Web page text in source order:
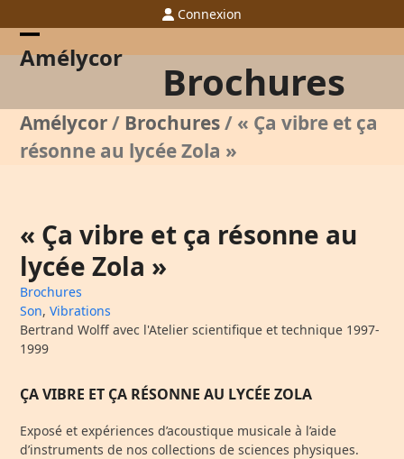
to
content
Connexion
Amélycor
Open
menu
Close
menu
Brochures
Amélycor/ Brochures/ « Ça vibre et ça
résonne au lycée Zola »
« Ça vibre et ça résonne au
lycée Zola »
Brochures
Son, Vibrations
Bertrand Wolff avec l'Atelier scientifique et technique 1997-
1999
ÇA VIBRE ET ÇA RÉSONNE AU LYCÉE ZOLA
Exposé et expériences d’acoustique musicale à l’aide
d’instruments de nos collections de sciences physiques.